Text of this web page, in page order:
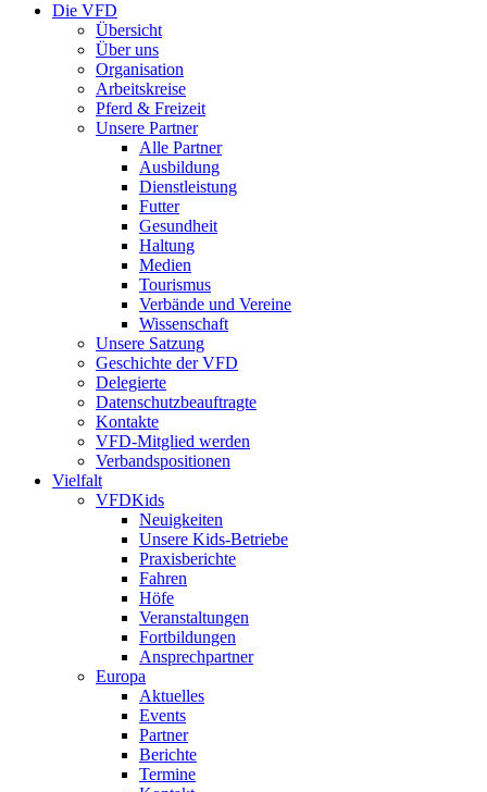
Die VFD
Übersicht
Über uns
Organisation
Arbeitskreise
Pferd & Freizeit
Unsere Partner
Alle Partner
Ausbildung
Dienstleistung
Futter
Gesundheit
Haltung
Medien
Tourismus
Verbände und Vereine
Wissenschaft
Unsere Satzung
Geschichte der VFD
Delegierte
Datenschutzbeauftragte
Kontakte
VFD-Mitglied werden
Verbandspositionen
Vielfalt
VFDKids
Neuigkeiten
Unsere Kids-Betriebe
Praxisberichte
Fahren
Höfe
Veranstaltungen
Fortbildungen
Ansprechpartner
Europa
Aktuelles
Events
Partner
Berichte
Termine